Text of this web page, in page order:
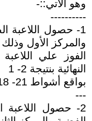
وهو الآتي::-
----------
1- حصول اللاعبة
والمركز الأول وذلك
الفوز علي
النهائية بنتيجة 2- 1
بواقع أشواط 21- 18 و19- 21 و21- 18.
---
2- حصول اللاعبة